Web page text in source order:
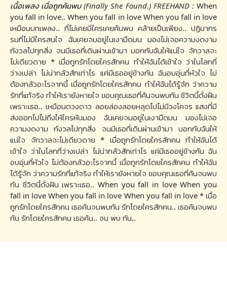
เนื้อเพลง เมื่อถูกค้นพบ (Finally She Found.) FREEHAND : When
you fall in love.. When you fall in love When you fall in love
เหมือนบทเพลง.. ที่ไม่เคยมีใครเคยค้นพบ คล้ายเป็นเพียง.. ปฏิมากร
รมที่ไม่มีใครสนใจ ฉันเคยจมอยู่ในเงามืดมน มองไม่เจอความงดงาม
กังวลไปทุกสิ่ง จนมีเธอที่เดินผ่านเข้ามา บอกกับฉันให้แน่ใจ จักวาลจะ
ไม่เดียวดาย * เมื่อถูกรักโดยใครสักคน ทำให้ฉันได้เข้าใจ ว่าในโลกที่
ว่างเปล่า ไม่น่ากลัวสักเท่าไร แค่มีเธออยู่ข้างกัน ฉันอบอุ่นที่หัวใจ ไม่
ต้องกลัวอะไรจากนี้ เมื่อถูกรักโดยใครสักคน ทำให้ฉันได้รู้จัก ว่าความ
รักที่แท้จริง ทำให้เรายังหายใจ ขอบคุณเธอที่ค้นจนพบกัน ชีวิตนี้ดั่งฝัน
เพราะเธอ.. เหมือนดวงดาว ลอยล่องลอยหลุดไปไม่มีวงโคจร แสงที่มี
ส่งออกไปไม่ถึงให้ใครหันมอง ฉันเคยจมอยู่ในเงามืดมน มองไม่เจอ
ความงดงาม กังวลไปทุกสิ่ง จนมีเธอที่เดินผ่านเข้ามา บอกกับฉันให้
แน่ใจ จักวาลจะไม่เดียวดาย * เมื่อถูกรักโดยใครสักคน ทำให้ฉันได้
เข้าใจ ว่าในโลกที่ว่างเปล่า ไม่น่ากลัวสักเท่าไร แค่มีเธออยู่ข้างกัน ฉัน
อบอุ่นที่หัวใจ ไม่ต้องกลัวอะไรจากนี้ เมื่อถูกรักโดยใครสักคน ทำให้ฉัน
ได้รู้จัก ว่าความรักที่แท้จริง ทำให้เรายังหายใจ ขอบคุณเธอที่ค้นจนพบ
กัน ชีวิตนี้ดั่งฝัน เพราะเธอ.. When you fall in love When you
fall in love When you fall in love When you fall in love * เมื่อ
ถูกรักโดยใครสักคน เธอค้นจนพบกัน รักโดยใครสักคน.. เธอค้นจนพบ
กัน รักโดยใครสักคน เธอค้น.. จน พบ กัน..